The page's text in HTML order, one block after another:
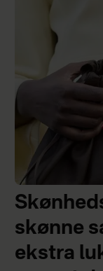
skønne
ekstra